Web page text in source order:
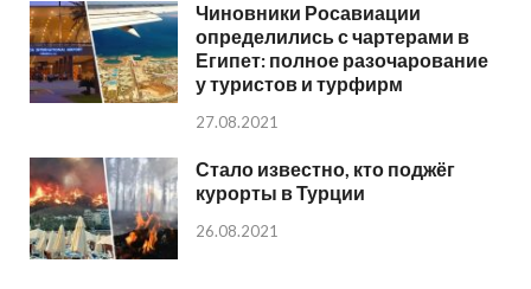
Чиновники Росавиации
определились с чартерами в
Египет: полное разочарование
у туристов и турфирм
27.08.2021
Стало известно, кто поджёг
курорты в Турции
26.08.2021